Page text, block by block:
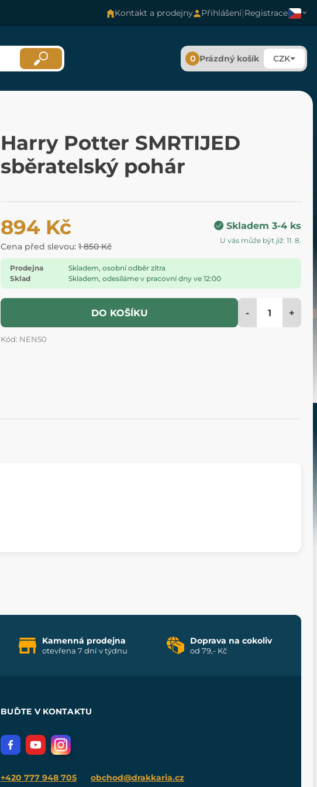
Kontakt a prodejny Přihlášení|Registrace
0 Prázdný košík CZK
Harry Potter SMRTIJED
sběratelský pohár
894 Kč
Cena před slevou: 1 850 Kč
Skladem 3-4 ks
U vás může být již: 11. 8.
Prodejna
Skladem, osobní odběr zítra
Sklad
Skladem, odesíláme v pracovní dny ve 12:00
DO KOŠÍKU - +
Kód: NEN50
Kamenná prodejna
otevřena 7 dní v týdnu
Doprava na cokoliv
od 79,- Kč
BUĎTE V KONTAKTU
+420 777 948 705 obchod@drakkaria.cz